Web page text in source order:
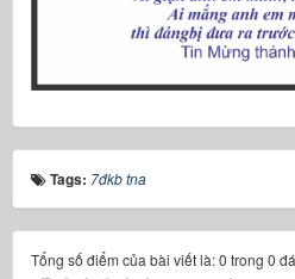
Tags: 7đkb tna
Tổng số điểm của bài viết là: 0 trong 0